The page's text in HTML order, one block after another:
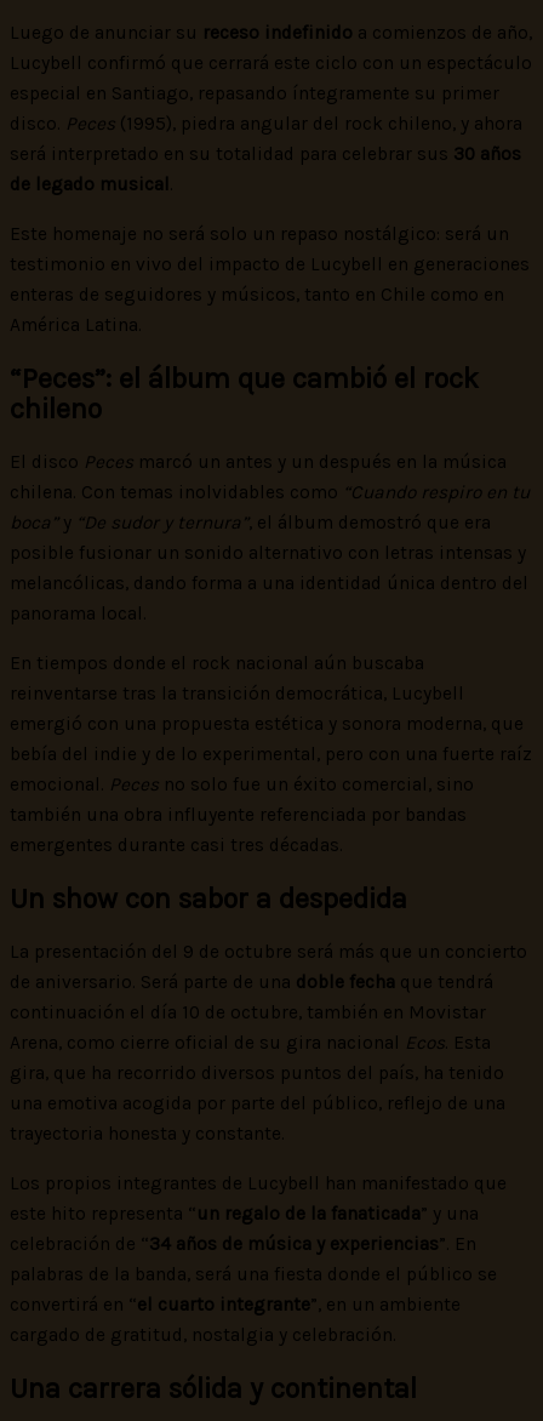
Luego de anunciar su receso indefinido a comienzos de año,
Lucybell confirmó que cerrará este ciclo con un espectáculo
especial en Santiago, repasando íntegramente su primer
disco. Peces (1995), piedra angular del rock chileno, y ahora
será interpretado en su totalidad para celebrar sus 30 años
de legado musical .
Este homenaje no será solo un repaso nostálgico: será un
testimonio en vivo del impacto de Lucybell en generaciones
enteras de seguidores y músicos, tanto en Chile como en
América Latina.
“Peces”: el álbum que cambió el rock
chileno
El disco Peces marcó un antes y un después en la música
chilena. Con temas inolvidables como “Cuando respiro en tu
boca”y “De sudor y ternura”, el álbum demostró que era
posible fusionar un sonido alternativo con letras intensas y
melancólicas, dando forma a una identidad única dentro del
panorama local.
En tiempos donde el rock nacional aún buscaba
reinventarse tras la transición democrática, Lucybell
emergió con una propuesta estética y sonora moderna, que
bebía del indie y de lo experimental, pero con una fuerte raíz
emocional. Peces no solo fue un éxito comercial, sino
también una obra influyente referenciada por bandas
emergentes durante casi tres décadas.
Un show con sabor a despedida
La presentación del 9 de octubre será más que un concierto
de aniversario. Será parte de una doble fecha que tendrá
continuación el día 10 de octubre, también en Movistar
Arena, como cierre oficial de su gira nacional
Ecos. Esta
gira, que ha recorrido diversos puntos del país, ha tenido
una emotiva acogida por parte del público, reflejo de una
trayectoria honesta y constante.
Los propios integrantes de Lucybell han manifestado que
este hito representa “ un regalo de la fanaticada” y una
celebración de “34 años de música y experiencias”. En
palabras de la banda, será una fiesta donde el público se
convertirá en “el cuarto integrante”, en un ambiente
cargado de gratitud, nostalgia y celebración.
Una carrera sólida y continental